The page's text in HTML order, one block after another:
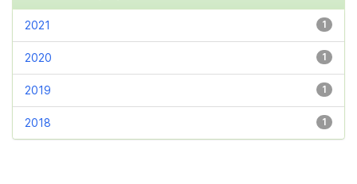
1
2021
1
2020
1
2019
1
2018